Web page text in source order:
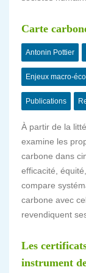
Carte
Antonin Pottier
Enjeux macro-
Publications
À partir de la
examine les
carbone dans
efficacité,
compare
carbone avec
revendiquent
Les
instrument